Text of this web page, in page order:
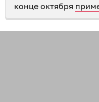
конце октября